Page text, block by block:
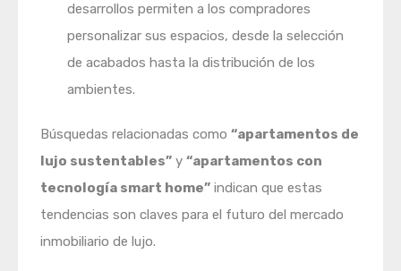
desarrollos permiten a los compradores
personalizar sus espacios, desde la selección
de acabados hasta la distribución de los
ambientes.
Búsquedas relacionadas como “apartamentos de
lujo sustentables” y “apartamentos con
tecnología smart home” indican que estas
tendencias son claves para el futuro del mercado
inmobiliario de lujo.